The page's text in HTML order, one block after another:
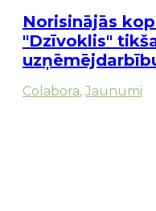
Norisinājās
"Dzīvoklis"
Colabora, Jaunumi